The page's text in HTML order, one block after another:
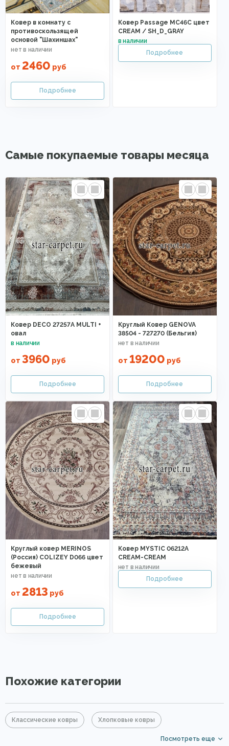
Ковер в комнату с
противоскользящей
основой "Шахиншах"
от 2460 руб
Ковер Passage MC46C цвет
CREAM / SH_D_GRAY
Самые покупаемые товары месяца
Ковер DECO 27257A MULTI +
овал
от 3960 руб
Круглый Ковер GENOVA
38504 - 727270 (Бельгия)
от 19200 руб
Круглый ковер MERINOS
(Россия) COLIZEY D066 цвет
бежевый
от 2813 руб
Ковер MYSTIC 06212A
CREAM-CREAM
Похожие категории
Классические ковры Хлопковые ковры
Посмотреть еще